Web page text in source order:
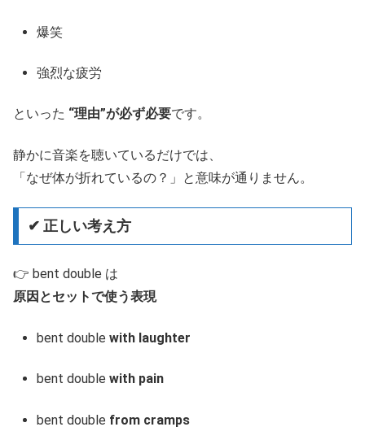
爆笑
強烈な疲労
といった “理由”が必ず必要です。
静かに音楽を聴いているだけでは、
「なぜ体が折れているの？」と意味が通りません。
✔ 正しい考え方
👉 bent double は
原因とセットで使う表現
bent doublewith laughter
bent doublewith pain
bent double from cramps